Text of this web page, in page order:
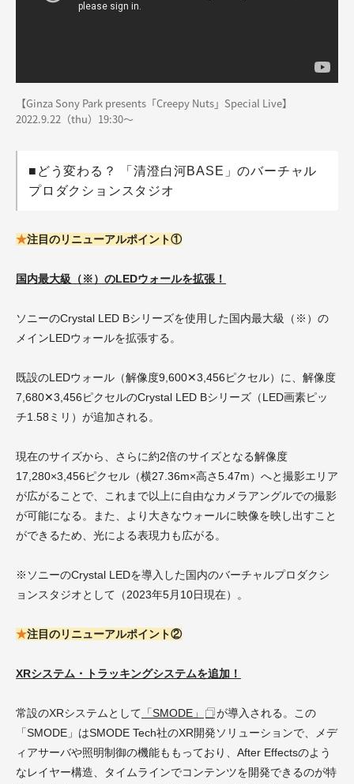
【Ginza Sony Park presents「Creepy Nuts」Special Live】
2022.9.22（thu）19:30～
■どう変わる？ 「清澄白河BASE」のバーチャル
プロダクションスタジオ
★注目のリニューアルポイント①
国内最大級（※）のLEDウォールを拡張！
ソニーのCrystal LED Bシリーズを使用した国内最大級（※）の
メインLEDウォールを拡張する。
既設のLEDウォール（解像度9,600✕3,456ピクセル）に、解像度
7,680✕3,456ピクセルのCrystal LED Bシリーズ（LED画素ピッ
チ1.58ミリ）が追加される。
現在のサイズから、さらに約2倍のサイズとなる解像度
17,280×3,456ピクセル（横27.36m×高さ5.47m）へと撮影エリア
が広がることで、これまで以上に自由なカメラアングルでの撮影
が可能になる。また、より大きなウォールに映像を映し出すこと
ができるため、光による表現力も広がる。
※ソニーのCrystal LEDを導入した国内のバーチャルプロダクシ
ョンスタジオとして（2023年5月10日現在）。
★注目のリニューアルポイント②
XRシステム・トラッキングシステムを追加！
常設のXRシステムとして 「SMODE」
が導入される。この
「SMODE」はSMODE Tech社のXR開発ソリューションで、メデ
ィアサーバや照明制御の機能ももっており、After Effectsのよう
なレイヤー構造、タイムラインでコンテンツを開発できるのが特